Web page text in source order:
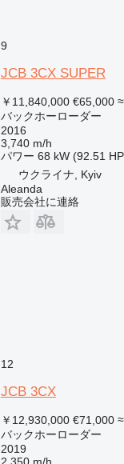
9
JCB 3CX SUPER
￥11,840,000 €65,000
バックホーローダー
2016
3,740 m/h
パワー 68 kW (92.51
ウクライナ, Kyiv
Aleanda
販売会社に連絡
12
JCB 3CX
￥12,930,000 €71,000
バックホーローダー
2019
2,350 m/h